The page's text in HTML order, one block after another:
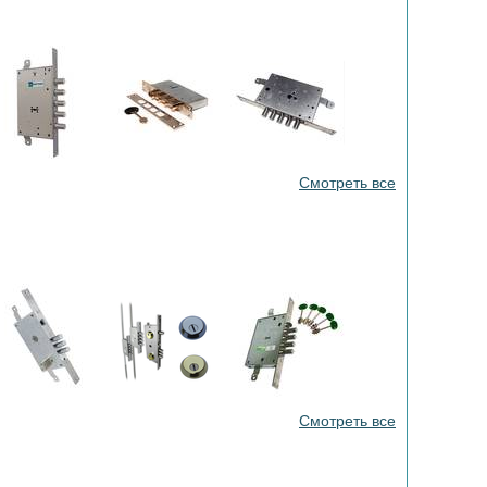
Смотреть все
Смотреть все